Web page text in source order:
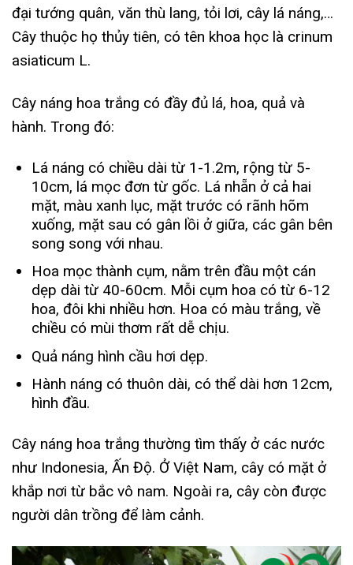
đại tướng quân, văn thù lang, tỏi lơi, cây lá náng,…
Cây thuộc họ thủy tiên, có tên khoa học là crinum
asiaticum L.
Cây náng hoa trắng có đầy đủ lá, hoa, quả và
hành. Trong đó:
Lá náng có chiều dài từ 1-1.2m, rộng từ 5-
10cm, lá mọc đơn từ gốc. Lá nhẵn ở cả hai
mặt, màu xanh lục, mặt trước có rãnh hõm
xuống, mặt sau có gân lồi ở giữa, các gân bên
song song với nhau.
Hoa mọc thành cụm, nằm trên đầu một cán
dẹp dài từ 40-60cm. Mỗi cụm hoa có từ 6-12
hoa, đôi khi nhiều hơn. Hoa có màu trắng, về
chiều có mùi thơm rất dễ chịu.
Quả náng hình cầu hơi dẹp.
Hành náng có thuôn dài, có thể dài hơn 12cm,
hình đầu.
Cây náng hoa trắng thường tìm thấy ở các nước
như Indonesia, Ấn Độ. Ở Việt Nam, cây có mặt ở
khắp nơi từ bắc vô nam. Ngoài ra, cây còn được
người dân trồng để làm cảnh.